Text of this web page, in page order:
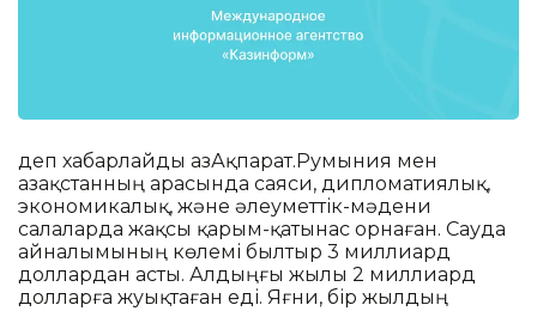
деп хабарлайды ҚазАқпарат.Румыния мен
Қазақстанның арасында саяси, дипломатиялық,
экономикалық, және әлеуметтік-мәдени
салаларда жақсы қарым-қатынас орнаған. Сауда
айналымының көлемі былтыр 3 миллиард
доллардан асты. Алдыңғы жылы 2 миллиард
долларға жуықтаған еді. Яғни, бір жылдың